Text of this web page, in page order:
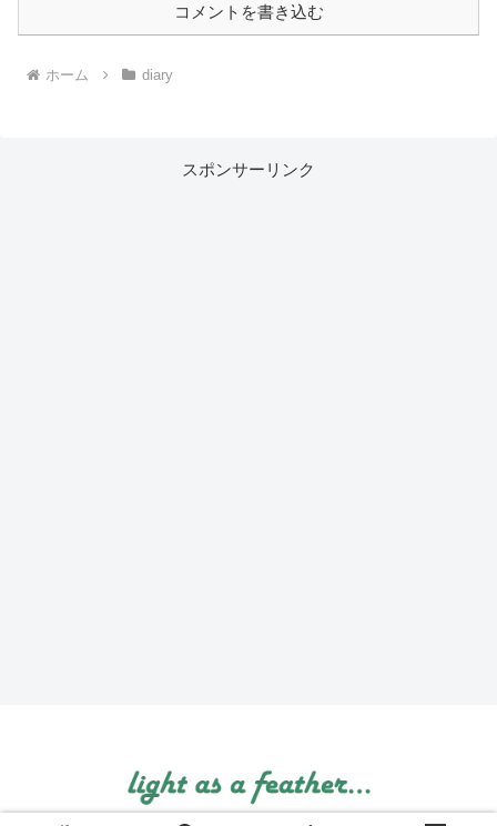
コメントを書き込む
ホーム diary
スポンサーリンク